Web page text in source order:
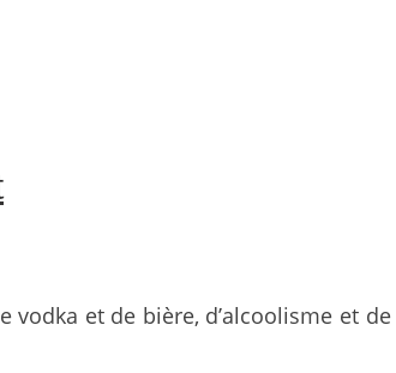
et de bière, d’alcoolisme et